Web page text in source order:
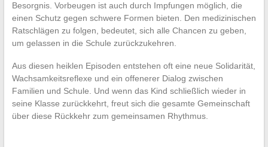
Besorgnis. Vorbeugen ist auch durch Impfungen möglich, die
einen Schutz gegen schwere Formen bieten. Den medizinischen
Ratschlägen zu folgen, bedeutet, sich alle Chancen zu geben,
um gelassen in die Schule zurückzukehren.
Aus diesen heiklen Episoden entstehen oft eine neue Solidarität,
Wachsamkeitsreflexe und ein offenerer Dialog zwischen
Familien und Schule. Und wenn das Kind schließlich wieder in
seine Klasse zurückkehrt, freut sich die gesamte Gemeinschaft
über diese Rückkehr zum gemeinsamen Rhythmus.